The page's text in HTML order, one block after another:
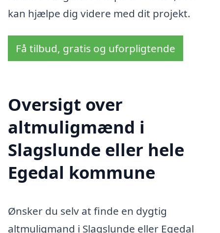
kan hjælpe dig videre med dit projekt.
Få tilbud, gratis og uforpligtende
Oversigt over
altmuligmænd i
Slagslunde eller hele
Egedal kommune
Ønsker du selv at finde en dygtig
altmuligmand i Slagslunde eller Egedal